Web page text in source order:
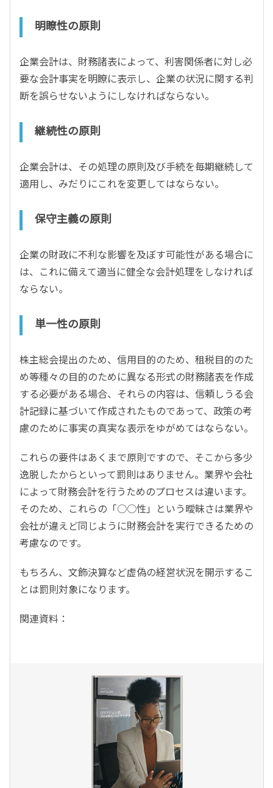
明瞭性の原則
企業会計は、財務諸表によって、利害関係者に対し必
要な会計事実を明瞭に表示し、企業の状況に関する判
断を誤らせないようにしなければならない。
継続性の原則
企業会計は、その処理の原則及び手続を毎期継続して
適用し、みだりにこれを変更してはならない。
保守主義の原則
企業の財政に不利な影響を及ぼす可能性がある場合に
は、これに備えて適当に健全な会計処理をしなければ
ならない。
単一性の原則
株主総会提出のため、信用目的のため、租税目的のた
め等種々の目的のために異なる形式の財務諸表を作成
する必要がある場合、それらの内容は、信頼しうる会
計記録に基づいて作成されたものであって、政策の考
慮のために事実の真実な表示をゆがめてはならない。
これらの要件はあくまで原則ですので、そこから多少
逸脱したからといって罰則はありません。業界や会社
によって財務会計を行うためのプロセスは違います。
そのため、これらの「○○性」という曖昧さは業界や
会社が違えど同じように財務会計を実行できるための
考慮なのです。
もちろん、文飾決算など虚偽の経営状況を開示するこ
とは罰則対象になります。
関連資料：